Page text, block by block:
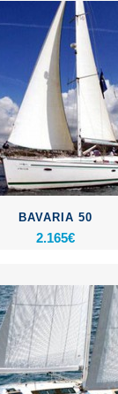
BAVARIA 50
2.165€